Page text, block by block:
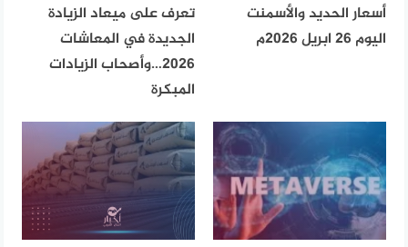
أسعار الحديد والأسمنت
اليوم 26 ابريل 2026م
تعرف على ميعاد الزيادة
الجديدة في المعاشات
2026…وأصحاب الزيادات
المبكرة